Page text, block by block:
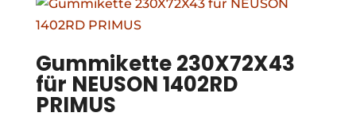
Gummikette 230X72X43
für NEUSON 1402RD
PRIMUS